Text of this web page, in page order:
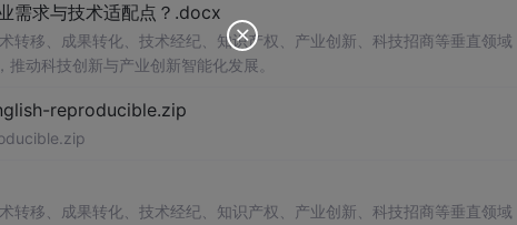
需求与技术适配点？.docx
移、成果转化、技术经纪、知识产权、产业创新、科技招商等垂直领域
动科技创新与产业创新智能化发展。
reproducible.zip
移、成果转化、技术经纪、知识产权、产业创新、科技招商等垂直领域